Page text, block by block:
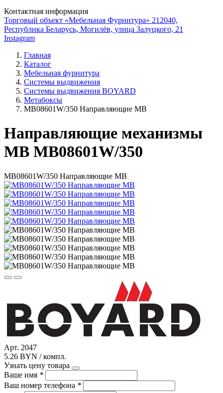
Контактная информация
Торговый объект «Мебельная Фурнитура» 212040,
Республика Беларусь, Могилёв, улица Залуцкого, 21
Instagram
Главная
Каталог
Мебельная фурнитура
Системы выдвижения
Системы выдвижения BOYARD
Метабоксы
МВ08601W/350 Направляющие МВ
Направляющие механизмы
MB MB08601W/350
МВ08601W/350 Направляющие МВ
Арт. 2047
5.26 BYN / компл.
Узнать цену товара
Ваше имя *
Ваш номер телефона *